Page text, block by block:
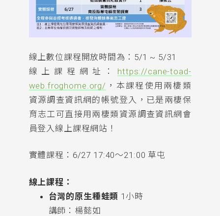
線上數位課程開放時間為：5/1 ~ 5/31
線上課程網址： https://cane-toad-
web.froghome.org/ ，本課程使用兩棲類
資源調查資訊網的帳號登入，已是兩棲保
育志工可直接用兩棲類資源調查資訊網會
員登入線上課程網站！
實體課程：6/27 17:40～21:00 草屯
線上課程：
台灣的原生種蛙類 1小時
講師：楊懿如